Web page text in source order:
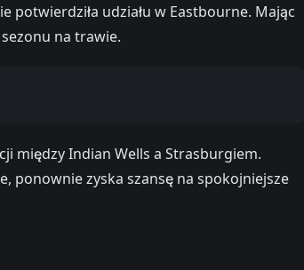
potwierdziła udziału w Eastbourne. Mając
na trawie.
między Indian Wells a Strasburgiem.
ponownie zyska szansę na spokojniejsze